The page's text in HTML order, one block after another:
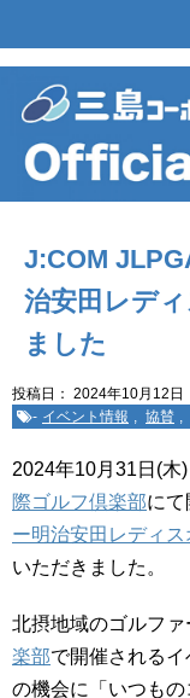
J:COM
治安田レデ
ました
投稿日： 2024年10月12日
- イベント情報 協賛
2024年10月31日(木
際ゴルフ倶楽部にて
ー明治安田レディス
いただきました。
北摂地域のゴルファ
楽部で開催される
の機会に「いつも